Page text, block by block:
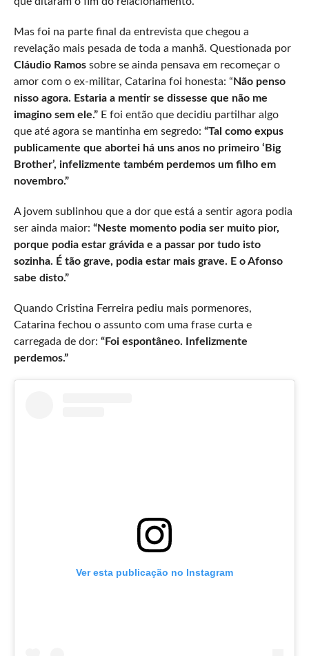
Mas foi na parte final da entrevista que chegou a
revelação mais pesada de toda a manhã. Questionada por
Cláudio Ramossobre se ainda pensava em recomeçar o
amor com o ex-militar, Catarina foi honesta: “ Não penso
nisso agora. Estaria a mentir se dissesse que não me
imagino sem ele.”E foi então que decidiu partilhar algo
que até agora se mantinha em segredo: “Tal como expus
publicamente que abortei há uns anos no primeiro ‘Big
Brother’, infelizmente também perdemos um filho em
novembro.”
A jovem sublinhou que a dor que está a sentir agora podia
ser ainda maior: “Neste momento podia ser muito pior,
porque podia estar grávida e a passar por tudo isto
sozinha. É tão grave, podia estar mais grave. E o Afonso
sabe disto.”
Quando Cristina Ferreira pediu mais pormenores,
Catarina fechou o assunto com uma frase curta e
carregada de dor: “Foi espontâneo. Infelizmente
perdemos.”
Ver esta publicação no Instagram